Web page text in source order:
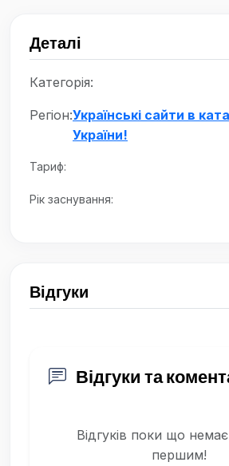
Деталі
Категорія:
Регіон:Українські сайти в
України!
Тариф:
Рік заснування:
Відгуки
Відгуки та
Відгуків поки що
першим!